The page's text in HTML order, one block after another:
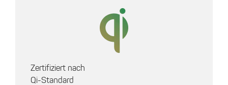
Zertifiziert nach
Qi-Standard